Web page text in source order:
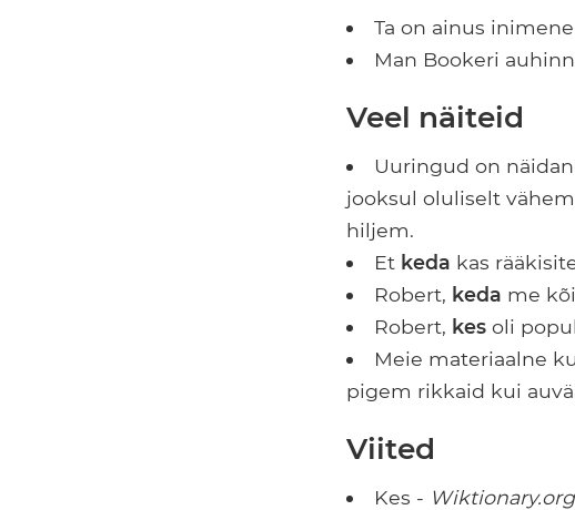
Ta on ainus
Man Bookeri
Veel näiteid
Uuringud on
jooksul oluliselt
hiljem.
Et keda kas
Robert, keda me
Robert, kesoli
Meie materiaalne
pigem rikkaid kui
Viited
Kes - Wiktionary.org